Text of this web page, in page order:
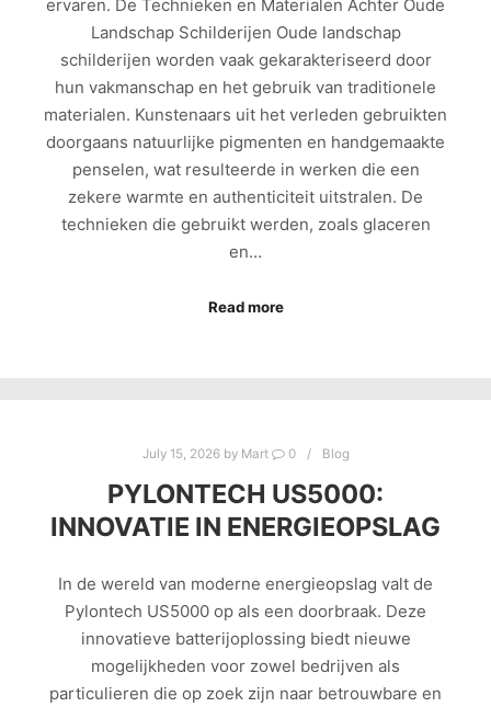
ervaren. De Technieken en Materialen Achter Oude
Landschap Schilderijen Oude landschap
schilderijen worden vaak gekarakteriseerd door
hun vakmanschap en het gebruik van traditionele
materialen. Kunstenaars uit het verleden gebruikten
doorgaans natuurlijke pigmenten en handgemaakte
penselen, wat resulteerde in werken die een
zekere warmte en authenticiteit uitstralen. De
technieken die gebruikt werden, zoals glaceren
en…
Read more
July 15, 2026by Mart 0 Blog
PYLONTECH US5000:
INNOVATIE IN ENERGIEOPSLAG
In de wereld van moderne energieopslag valt de
Pylontech US5000 op als een doorbraak. Deze
innovatieve batterijoplossing biedt nieuwe
mogelijkheden voor zowel bedrijven als
particulieren die op zoek zijn naar betrouwbare en